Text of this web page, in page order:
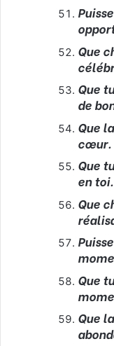
Que
Que
de
Que
cœur.
Que
en toi.
Que
Que
Que